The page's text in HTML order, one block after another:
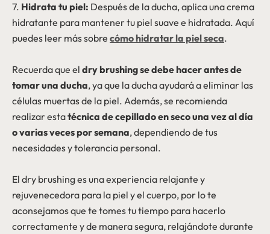
7. Hidrata tu piel: Después de la ducha, aplica una crema
hidratante para mantener tu piel suave e hidratada. Aquí
puedes leer más sobre cómo hidratar la piel seca.
Recuerda que el dry brushing se debe hacer antes de
tomar una ducha, ya que la ducha ayudará a eliminar las
células muertas de la piel. Además, se recomienda
realizar estatécnica de cepillado en seco una vez al día
o varias veces por semana, dependiendo de tus
necesidades y tolerancia personal.
El dry brushing es una experiencia relajante y
rejuvenecedora para la piel y el cuerpo, por lo te
aconsejamos que te tomes tu tiempo para hacerlo
correctamente y de manera segura, relajándote durante